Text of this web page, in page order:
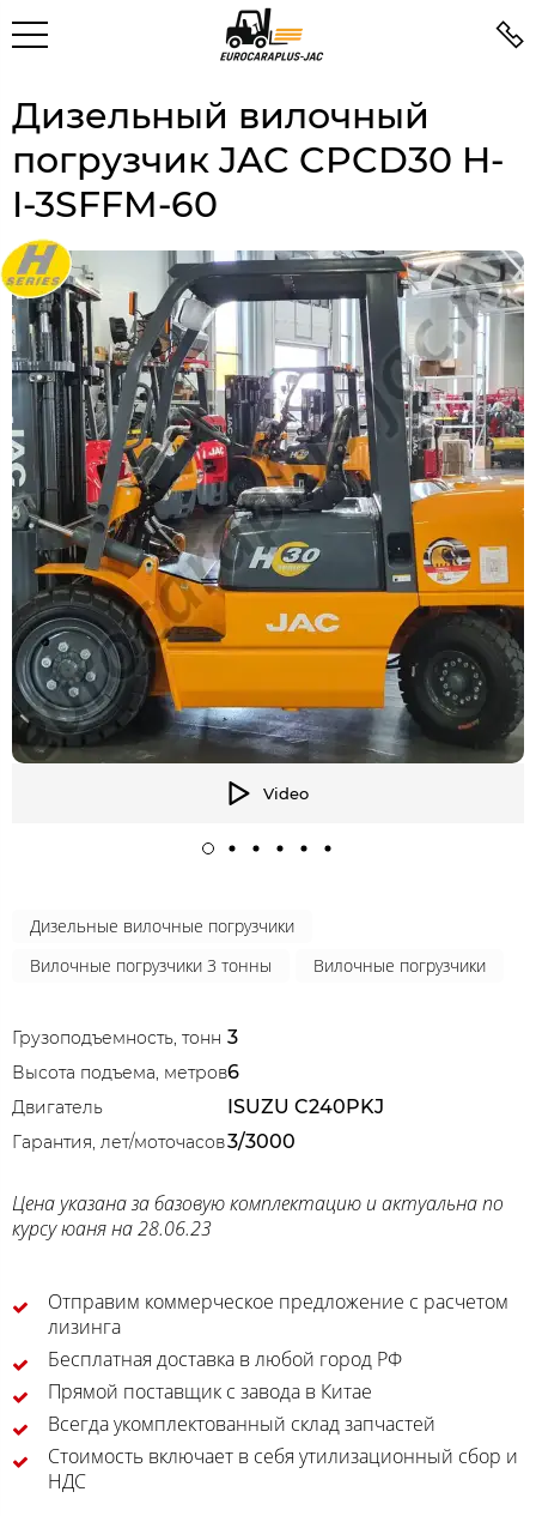
Дизельный вилочный
погрузчик JAC CPCD30 H-
I-3SFFM-60
Video
Дизельные вилочные погрузчики
Вилочные погрузчики 3 тонны
Вилочные погрузчики
Грузоподъемность, тонн 3
Высота подъема, метров6
Двигатель ISUZU C240PKJ
Гарантия, лет/моточасов3/3000
Цена указана за базовую комплектацию и актуальна по
курсу юаня на 28.06.23
Отправим коммерческое предложение с расчетом
лизинга
Бесплатная доставка в любой город РФ
Прямой поставщик с завода в Китае
Всегда укомплектованный склад запчастей
Стоимость включает в себя утилизационный сбор и
НДС